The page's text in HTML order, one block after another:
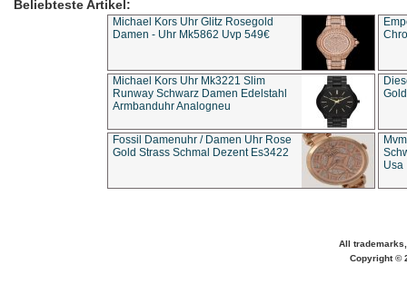
Beliebteste Artikel:
Michael Kors Uhr Glitz Rosegold
Damen - Uhr Mk5862 Uvp 549€
Michael Kors Uhr Mk3221 Slim
Runway Schwarz Damen Edelstahl
Armbanduhr Analogneu
Fossil Damenuhr / Damen Uhr Rose
Gold Strass Schmal Dezent Es3422
Usa
All
Copyright ©